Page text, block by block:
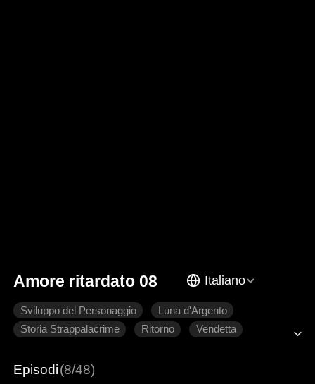
Amore ritardato 08 Italiano
Sviluppo del Personaggio
Luna d'Argento
Storia Strappalacrime
Ritorno
Vendetta
Episodi(8/48)